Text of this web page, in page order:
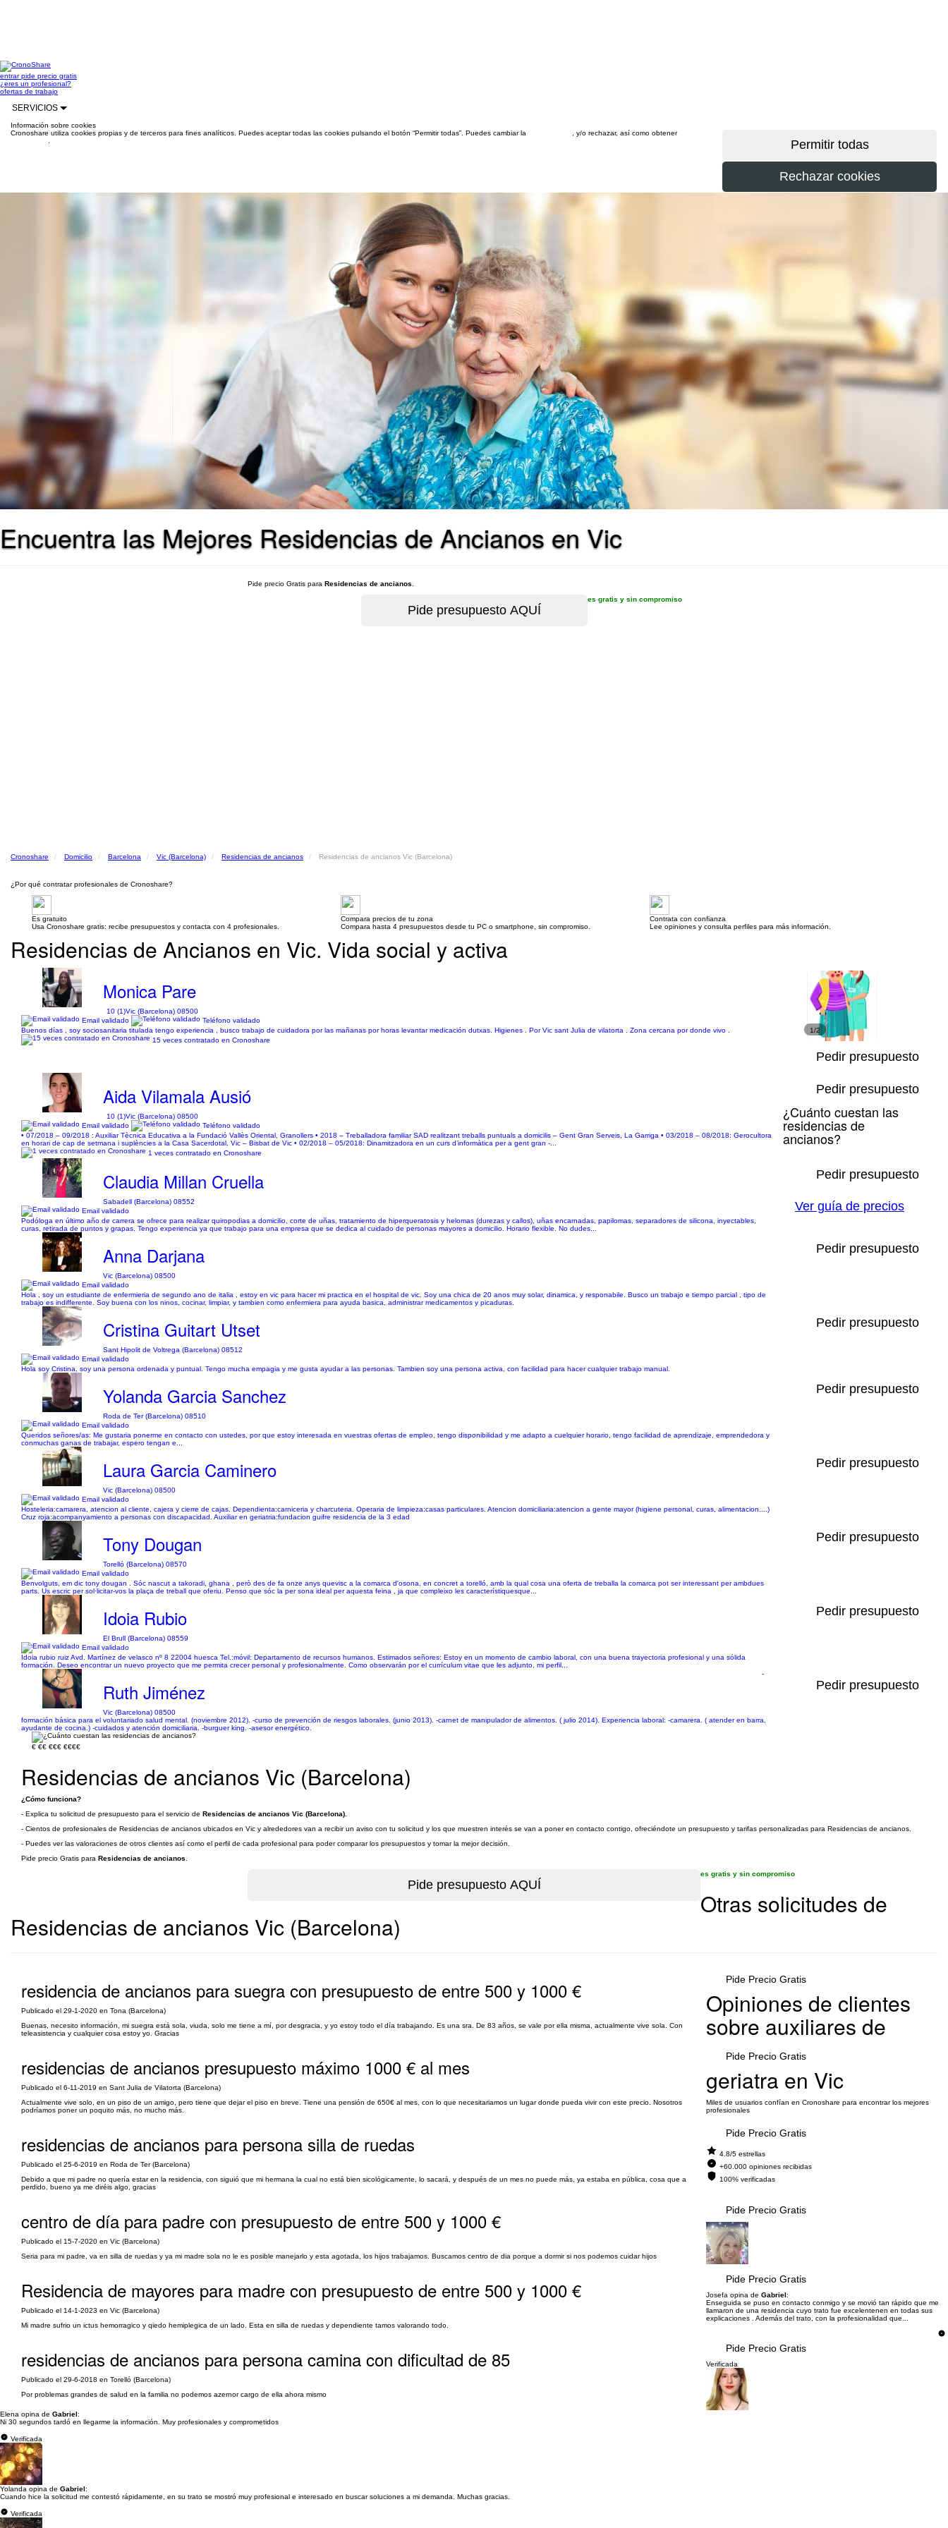
entrarpide precio gratis
¿eres un profesional?
ofertas de trabajo
SERVICIOS
Información sobre cookies
Cronoshare utiliza cookies propias y de terceros para fines analíticos. Puedes aceptar todas las cookies pulsando el botón “Permitir todas”. Puedes cambiar la
, y/o rechazar, así como obtener
Encuentra las Mejores Residencias de Ancianos en Vic
Pide precio Gratis para Residencias de ancianos
es gratis y sin compromiso
Cronoshare Domicilio Barcelona Vic (Barcelona) Residencias de ancianos Residencias de ancianos Vic (Barcelona)
¿Por qué contratar profesionales de Cronoshare?
Es gratuito
Usa Cronoshare gratis: recibe presupuestos y contacta con 4 profesionales.
Compara precios de tu zona
Compara hasta 4 presupuestos desde tu PC o smartphone, sin compromiso.
Contrata con confianza
Lee opiniones y consulta perfiles para más información.
Residencias de Ancianos en Vic. Vida social y activa
Monica Pare
10 (1)Vic (Barcelona) 08500
Email validado
Teléfono validado
Buenos días , soy sociosanitaria titulada tengo experiencia , busco trabajo de cuidadora por las mañanas por horas levantar medicación dutxas. Higienes . Por Vic sant Julia de vilatorta . Zona cercana por donde vivo .
15 veces contratado en Cronoshare
1/2
Pedir presupuesto
Aida Vilamala Ausió
10 (1)Vic (Barcelona) 08500
Email validado
Teléfono validado
• 07/2018 – 09/2018 : Auxiliar Tècnica Educativa a la Fundació Vallès Oriental, Granollers • 2018 – Treballadora familiar SAD realitzant treballs puntuals a domicilis – Gent Gran Serveis, La Garriga • 03/2018 – 08/2018: Gerocultora
en horari de cap de setmana i suplències a la Casa Sacerdotal, Vic – Bisbat de Vic • 02/2018 – 05/2018: Dinamitzadora en un curs d’informàtica per a gent gran -...
1 veces contratado en Cronoshare
Pedir presupuesto
Claudia Millan Cruella
Sabadell (Barcelona) 08552
Email validado
Podóloga en último año de carrera se ofrece para realizar quiropodias a domicilio, corte de uñas, tratamiento de hiperqueratosis y helomas (durezas y callos), uñas encarnadas, papilomas, separadores de silicona, inyectables,
curas, retirada de puntos y grapas. Tengo experiencia ya que trabajo para una empresa que se dedica al cuidado de personas mayores a domicilio. Horario flexible. No dudes...
Pedir presupuesto
Anna Darjana
Vic (Barcelona) 08500
Email validado
Hola , soy un estudiante de enfermieria de segundo ano de italia , estoy en vic para hacer mi practica en el hospital de vic. Soy una chica de 20 anos muy solar, dinamica, y responabile. Busco un trabajo e tiempo parcial , tipo de
trabajo es indifferente. Soy buena con los ninos, cocinar, limpiar, y tambien como enfermiera para ayuda basica, administrar medicamentos y picaduras.
Pedir presupuesto
Cristina Guitart Utset
Sant Hipolit de Voltrega (Barcelona) 08512
Email validado
Hola soy Cristina, soy una persona ordenada y puntual. Tengo mucha empagia y me gusta ayudar a las personas. Tambien soy una persona activa, con facilidad para hacer cualquier trabajo manual.
Pedir presupuesto
Yolanda Garcia Sanchez
Roda de Ter (Barcelona) 08510
Email validado
Queridos señores/as: Me gustaria ponerme en contacto con ustedes, por que estoy interesada en vuestras ofertas de empleo, tengo disponibilidad y me adapto a cuelquier horario, tengo facilidad de aprendizaje, emprendedora y
conmuchas ganas de trabajar, espero tengan e...
Pedir presupuesto
Laura Garcia Caminero
Vic (Barcelona) 08500
Email validado
Hosteleria:camarera, atencion al cliente, cajera y cierre de cajas. Dependienta:carniceria y charcuteria. Operaria de limpieza:casas particulares. Atencion domiciliaria:atencion a gente mayor (higiene personal, curas, alimentacion....)
Cruz roja:acompanyamiento a personas con discapacidad. Auxiliar en geriatria:fundacion guifre residencia de la 3 edad
Pedir presupuesto
Tony Dougan
Torelló (Barcelona) 08570
Email validado
Benvolguts, em dic tony dougan . Sóc nascut a takoradi, ghana , però des de fa onze anys quevisc a la comarca d'osona, en concret a torelló, amb la qual cosa una oferta de treballa la comarca pot ser interessant per ambdues
parts. Us escric per sol·licitar-vos la plaça de treball que oferiu. Penso que sóc la per sona ideal per aquesta feina , ja que compleixo les característiquesque...
Pedir presupuesto
Idoia Rubio
El Brull (Barcelona) 08559
Email validado
Idoia rubio ruiz Avd. Martínez de velasco nº 8 22004 huesca Tel.:móvil: Departamento de recursos humanos. Estimados señores: Estoy en un momento de cambio laboral, con una buena trayectoria profesional y una sólida
formación. Deseo encontrar un nuevo proyecto que me permita crecer personal y profesionalmente. Como observarán por el currículum vitae que les adjunto, mi perfil...
Pedir presupuesto
Ruth Jiménez
Vic (Barcelona) 08500
-
formación básica para el voluntariado salud mental. (noviembre 2012). -curso de prevención de riesgos laborales. (junio 2013). -carnet de manipulador de alimentos. ( julio 2014). Experiencia laboral: -camarera. ( atender en barra,
ayudante de cocina.) -cuidados y atención domiciliaria. -burguer king. -asesor energético.
Pedir presupuesto
¿Cuánto cuestan las
residencias de
ancianos?
Ver guía de precios
€ €€ €€€ €€€€
Residencias de ancianos Vic (Barcelona)
¿Cómo funciona?
- Explica tu solicitud de presupuesto para el servicio de Residencias de ancianos Vic (Barcelona)
- Cientos de profesionales de Residencias de ancianos ubicados en Vic y alrededores van a recibir un aviso con tu solicitud y los que muestren interés se van a poner en contacto contigo, ofreciéndote un presupuesto y tarifas personalizadas para Residencias de ancianos.
- Puedes ver las valoraciones de otros clientes así como el perfil de cada profesional para poder comparar los presupuestos y tomar la mejor decisión.
Pide precio Gratis para Residencias de ancianos
es gratis y sin compromiso
Otras solicitudes de
Residencias de ancianos Vic (Barcelona)
residencia de ancianos para suegra con presupuesto de entre 500 y 1000 €
Publicado el 29-1-2020 en Tona (Barcelona)
Buenas, necesito información, mi suegra está sola, viuda, solo me tiene a mí, por desgracia, y yo estoy todo el día trabajando. Es una sra. De 83 años, se vale por ella misma, actualmente vive sola. Con
teleasistencia y cualquier cosa estoy yo. Gracias
Pide Precio Gratis
residencias de ancianos presupuesto máximo 1000 € al mes
Publicado el 6-11-2019 en Sant Julia de Vilatorta (Barcelona)
Actualmente vive solo, en un piso de un amigo, pero tiene que dejar el piso en breve. Tiene una pensión de 650€ al mes, con lo que necesitariamos un lugar donde pueda vivir con este precio. Nosotros
podríamos poner un poquito más, no mucho más.
Pide Precio Gratis
residencias de ancianos para persona silla de ruedas
Publicado el 25-6-2019 en Roda de Ter (Barcelona)
Debido a que mi padre no quería estar en la residencia, con siguió que mi hermana la cual no está bien sicológicamente, lo sacará, y después de un mes no puede más, ya estaba en pública, cosa que a
perdido, bueno ya me diréis algo, gracias
Pide Precio Gratis
centro de día para padre con presupuesto de entre 500 y 1000 €
Publicado el 15-7-2020 en Vic (Barcelona)
Seria para mi padre, va en silla de ruedas y ya mi madre sola no le es posible manejarlo y esta agotada, los hijos trabajamos. Buscamos centro de dia porque a dormir si nos podemos cuidar hijos
Pide Precio Gratis
Residencia de mayores para madre con presupuesto de entre 500 y 1000 €
Publicado el 14-1-2023 en Vic (Barcelona)
Mi madre sufrio un ictus hemorragico y qiedo hemiplegica de un lado. Esta en silla de ruedas y dependiente tamos valorando todo.
Pide Precio Gratis
residencias de ancianos para persona camina con dificultad de 85
Publicado el 29-6-2018 en Torelló (Barcelona)
Por problemas grandes de salud en la familia no podemos azernor cargo de ella ahora mismo
Pide Precio Gratis
Opiniones de clientes
sobre auxiliares de
geriatra en Vic
Miles de usuarios confían en Cronoshare para encontrar los mejores
profesionales
4.8/5 estrellas
+60.000 opiniones recibidas
100% verificadas
Josefa opina de Gabriel:
Enseguida se puso en contacto conmigo y se movió tan rápido que me
llamaron de una residencia cuyo trato fue excelentenen en todas sus
explicaciones . Además del trato, con la profesionalidad que...
Verificada
Elena opina de Gabriel:
Ni 30 segundos tardó en llegarme la información. Muy profesionales y comprometidos
Verificada
Yolanda opina de Gabriel:
Cuando hice la solicitud me contestó rápidamente, en su trato se mostró muy profesional e interesado en buscar soluciones a mi demanda. Muchas gracias.
Verificada